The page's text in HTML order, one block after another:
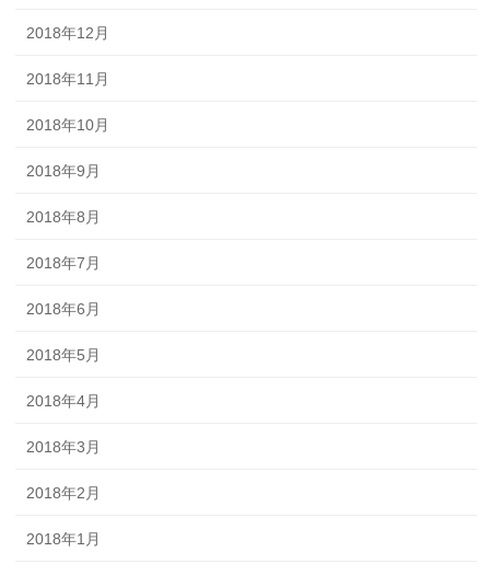
2018年12月
2018年11月
2018年10月
2018年9月
2018年8月
2018年7月
2018年6月
2018年5月
2018年4月
2018年3月
2018年2月
2018年1月